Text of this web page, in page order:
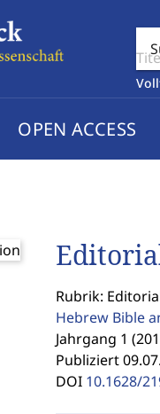
OPEN ACCESS
Rubrik:
Hebrew Bible
Jahrgang 1
Publiziert
DOI 10.1628/